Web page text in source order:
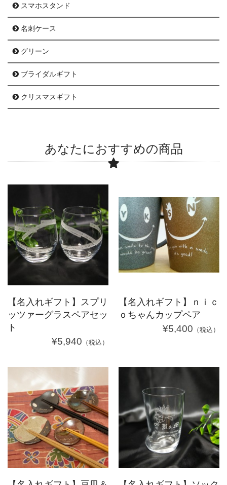
スマホスタンド
名刺ケース
グリーン
ブライダルギフト
クリスマスギフト
あなたにおすすめの商品
【名入れギフト】スプリ
ッツァーグラスペアセッ
ト
¥5,940 （税込）
【名入れギフト】ｎｉｃ
ｏちゃんカップペア
¥5,400 （税込）